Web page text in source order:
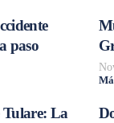
paso
Tulare: La